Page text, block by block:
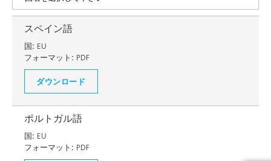
スペイン語
国: EU
フォーマット: PDF
ダウンロード
ポルトガル語
国: EU
フォーマット: PDF